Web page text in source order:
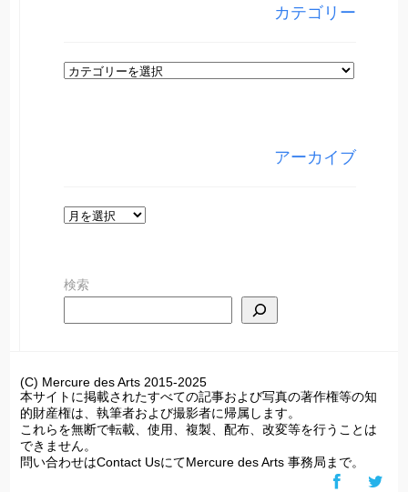
カテゴリー
カ
アーカイブ
ア
イ
検索
(C) Mercure des Arts 2015-2025
本サイトに掲載されたすべての記事および写真の著作権等の知
的財産権は、執筆者および撮影者に帰属します。
これらを無断で転載、使用、複製、配布、改変等を行うことは
できません。
問い合わせはContact UsにてMercure des Arts 事務局まで。